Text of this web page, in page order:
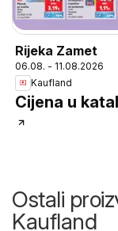
Rijeka Zamet
06.08. - 11.08.2026
Kaufland
Cijena u
Ostali
Kaufland